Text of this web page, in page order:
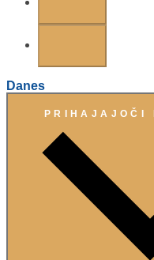
Danes
PRIHAJAJOČI